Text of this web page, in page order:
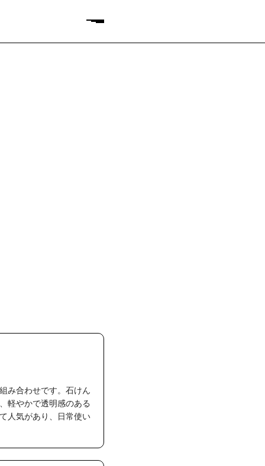
み合わせです。石けん
軽やかで透明感のある
人気があり、日常使い